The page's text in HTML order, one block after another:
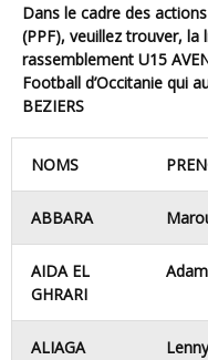
Dans le cadre des actions du « Projet Performance Fédéral »
(PPF), veuillez trouver,
rassemblement U15
Football d’Occitanie qui
BEZIERS
NOMS
ABBARA
AIDA EL
GHRARI
Adam
ALIAGA